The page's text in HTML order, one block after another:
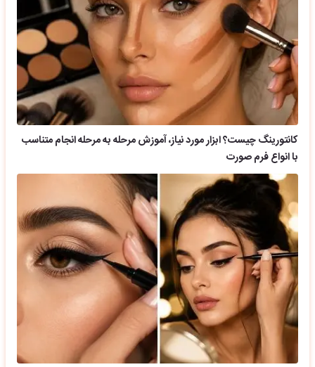
کانتورینگ چیست؟ ابزار مورد نیاز، آموزش مرحله به مرحله انجام متناسب
با انواع فرم صورت